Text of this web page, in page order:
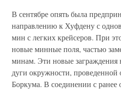
В сентябре опять была
направлению к Хуфдену с
мин с легких крейсеров. При
новые минные поля, частью
минам. Эти новые заграждения
дуги окружности,
Боркума. В соединении с